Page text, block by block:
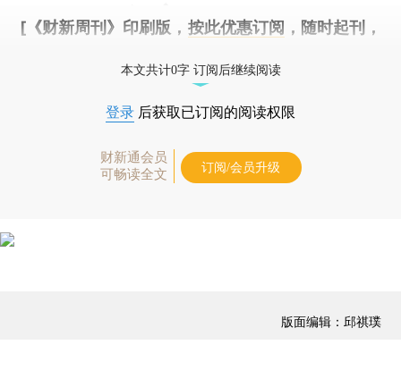
[《财新周刊》印刷版， 按此优惠订阅 ，随时起刊，
本文共计0字 订阅后继续阅读
登录 后获取已订阅的阅读权限
财新通会员
可畅读全文
订阅/会员升级
版面编辑：邱祺璞